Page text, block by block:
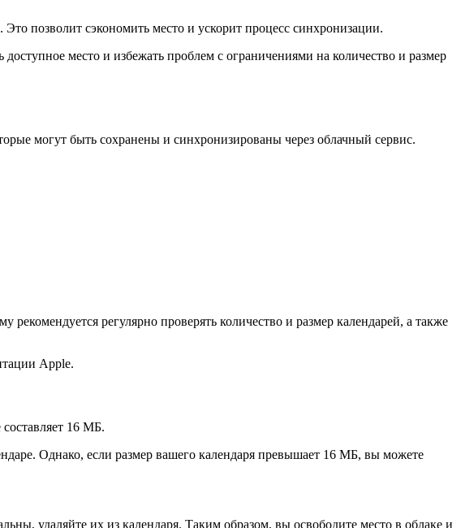
позволит сэкономить место и ускорит процесс синхронизации.
место и избежать проблем с ограничениями на количество и размер
могут быть сохранены и синхронизированы через облачный сервис.
регулярно проверять количество и размер календарей, а также
Apple.
16 МБ.
Однако, если размер вашего календаря превышает 16 МБ, вы можете
удаляйте их из календаря. Таким образом, вы освободите место в облаке и